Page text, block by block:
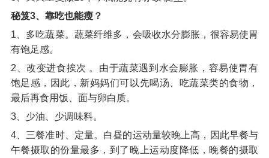
秘笈3、靠吃也能瘦？
1、多吃蔬菜。蔬菜纤维多，会吸收水分膨胀，很容易使胃
有饱足感。
2、改变进食挨次 。由于蔬菜遇到水会膨胀，容易使胃有
饱足感，因此，新妈妈们可以先喝汤、吃蔬菜类的食物，
最后再食用饭、面与卵白质。
3、少油、少调味料。
4、三餐准时、定量。白昼的运动量较晚上高，因此早餐与
午餐摄取的份量最多，到了晚上运动度降低，晚餐的摄取